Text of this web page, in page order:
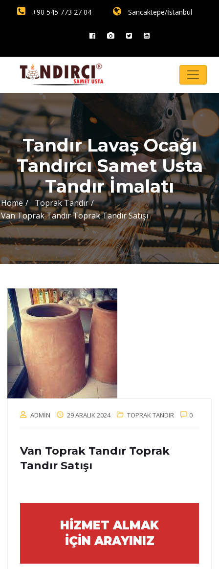
+90 545 773 27 04 Sancaktepe/İstanbul
Tandır Lavaş Ocağı
Tandırcı Samet Usta
Tandır İmalatı
Home
Toprak Tandır
Van Toprak Tandır Toprak Tandır Satışı
ADMIN 29 ARALIK 2024 TOPRAK TANDIR 0
Van Toprak Tandır Toprak
Tandır Satışı
HİZMET ALMAK
İÇİN ARAYINIZ